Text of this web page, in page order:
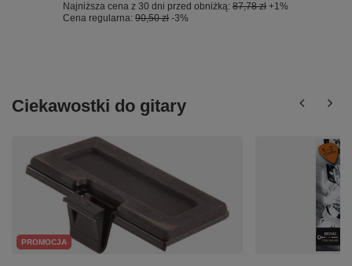
Najniższa cena z 30 dni przed obniżką: 87,78 zł +1%
Cena regularna: 90,50 zł -3%
Ciekawostki do gitary
PROMOCJA